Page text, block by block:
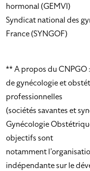
hormonal (GEMVI)
Syndicat national des
France (SYNGOF)
** A propos du CNPGO
de gynécologie et
professionnelles
(sociétés savantes et
Gynécologie
objectifs sont
notamment
indépendante sur le